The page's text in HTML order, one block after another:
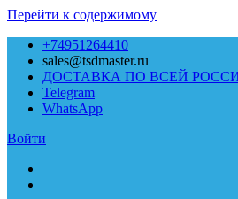
Перейти к содержимому
+74951264410
sales@tsdmaster.ru
ДОСТАВКА ПО ВСЕЙ
Telegram
WhatsApp
Войти